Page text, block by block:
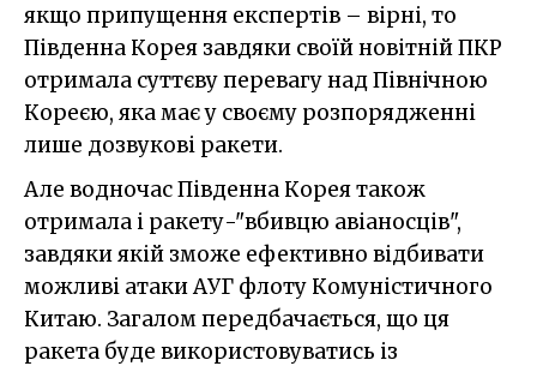
якщо припущення експертів – вірні, то
Південна Корея завдяки своїй новітній ПКР
отримала суттєву перевагу над Північною
Кореєю, яка має у своєму розпорядженні
лише дозвукові ракети.
Але водночас Південна Корея також
отримала і ракету-"вбивцю авіаносців",
завдяки якій зможе ефективно відбивати
можливі атаки АУГ флоту Комуністичного
Китаю. Загалом передбачається, що ця
ракета буде використовуватись із